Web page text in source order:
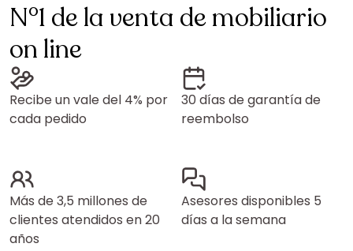
N°1 de la venta de mobiliario
on line
Recibe un vale del 4% por
cada pedido
30 días de garantía de
reembolso
Más de 3,5 millones de
clientes atendidos en 20
años
Asesores disponibles 5
días a la semana